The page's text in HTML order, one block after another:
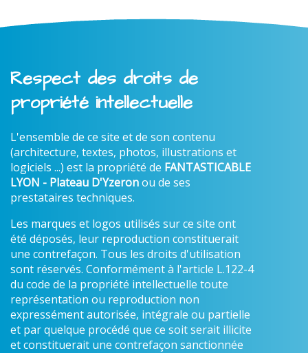
Respect des droits de
propriété intellectuelle
L'ensemble de ce site et de son contenu
(architecture, textes, photos, illustrations et
logiciels ...) est la propriété de FANTASTICABLE
LYON - Plateau D'Yzeronou de ses
prestataires techniques.
Les marques et logos utilisés sur ce site ont
été déposés, leur reproduction constituerait
une contrefaçon. Tous les droits d'utilisation
sont réservés. Conformément à l'article L.122-4
du code de la propriété intellectuelle toute
représentation ou reproduction non
expressément autorisée, intégrale ou partielle
et par quelque procédé que ce soit serait illicite
et constituerait une contrefaçon sanctionnée